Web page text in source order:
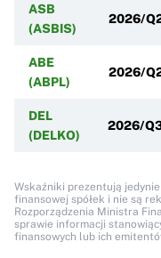
ASB
(ASBIS)
2026/
ABE
(ABPL)
2026/
DEL
(DELKO)
2026/
Wskaźniki prezentują
finansowej spółek i nie są
Rozporządzenia Ministra
sprawie informacji
finansowych lub ich